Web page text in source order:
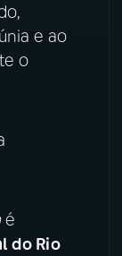
e ao
o
é
do Rio